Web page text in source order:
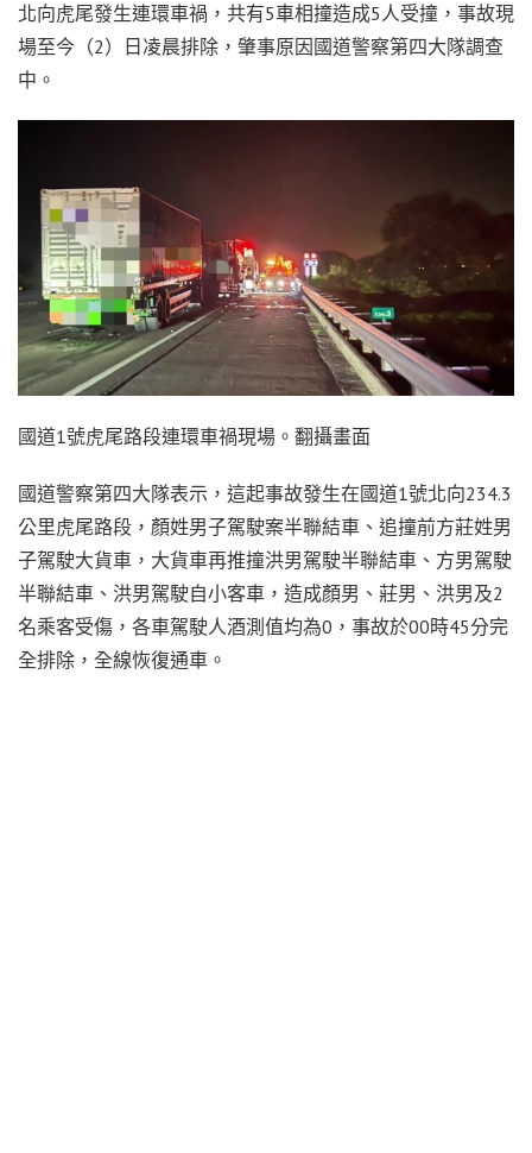
北向虎尾發生連環車禍，共有5車相撞造成5人受撞，事故現
場至今（2）日凌晨排除，肇事原因國道警察第四大隊調查
中。
國道1號虎尾路段連環車禍現場。翻攝畫面
國道警察第四大隊表示，這起事故發生在國道1號北向234.3
公里虎尾路段，顏姓男子駕駛案半聯結車、追撞前方莊姓男
子駕駛大貨車，大貨車再推撞洪男駕駛半聯結車、方男駕駛
半聯結車、洪男駕駛自小客車，造成顏男、莊男、洪男及2
名乘客受傷，各車駕駛人酒測值均為0，事故於00時45分完
全排除，全線恢復通車。